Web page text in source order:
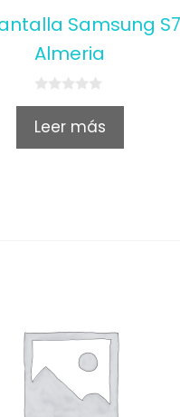
Samsung
Almeria
0
u
Leer más